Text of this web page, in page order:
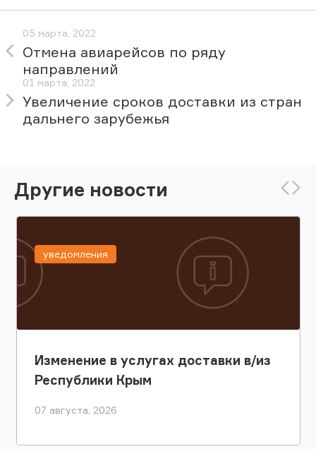
05 марта, 2022
Отмена авиарейсов по ряду
направлений
01 марта, 2022
Увеличение сроков доставки из стран
дальнего зарубежья
Другие новости
Изменение в услугах доставки в/из
Республики Крым
07 августа, 2026
уведомления